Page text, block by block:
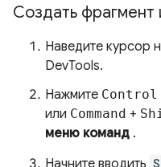
Создать
Наведите курсор
DevTools.
Нажмите Control
или Command +
меню команд .
Начните вводить